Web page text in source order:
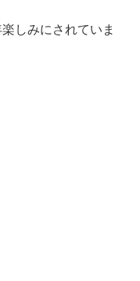
しみにされていま